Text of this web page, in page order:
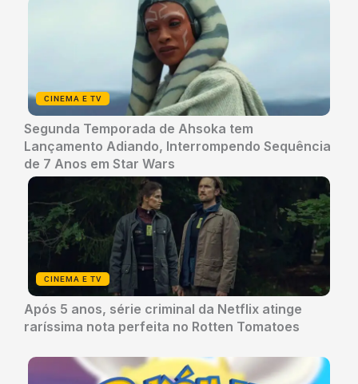
CINEMA E TV
Segunda Temporada de Ahsoka tem
Lançamento Adiando, Interrompendo Sequência
de 7 Anos em Star Wars
CINEMA E TV
Após 5 anos, série criminal da Netflix atinge
raríssima nota perfeita no Rotten Tomatoes